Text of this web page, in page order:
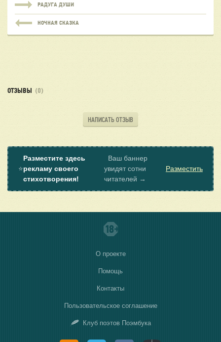
РАДУГА ДУШИ
НОЧНАЯ СКАЗКА
ОТЗЫВЫ (0)
НАПИСАТЬ ОТЗЫВ
⭐
Разместите здесь
рекламу своего
стихотворения!
Ваш баннер
увидят сотни
читателей →
Разместить
О проекте
Помощь
Контакты
Пользовательское соглашение
Клуб поэтов Поэмбука